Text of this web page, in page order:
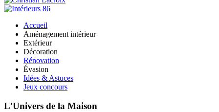
Accueil
Aménagement intérieur
Extérieur
Décoration
Rénovation
Évasion
Idées & Astuces
Jeux concours
L'Univers de la Maison